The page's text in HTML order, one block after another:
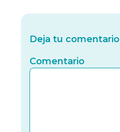
Deja tu comentario
Comentario